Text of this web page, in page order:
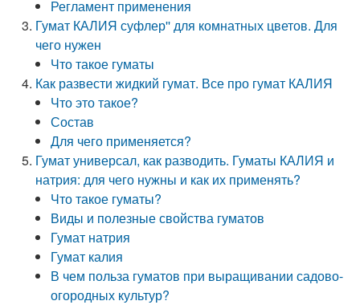
Регламент применения
Гумат КАЛИЯ суфлер'' для комнатных цветов. Для
чего нужен
Что такое гуматы
Как развести жидкий гумат. Все про гумат КАЛИЯ
Что это такое?
Состав
Для чего применяется?
Гумат универсал, как разводить. Гуматы КАЛИЯ и
натрия: для чего нужны и как их применять?
Что такое гуматы?
Виды и полезные свойства гуматов
Гумат натрия
Гумат калия
В чем польза гуматов при выращивании садово-
огородных культур?